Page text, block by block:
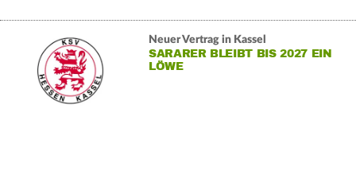
Neuer Vertrag in Kassel
SARARER BLEIBT BIS 2027 EIN
LÖWE